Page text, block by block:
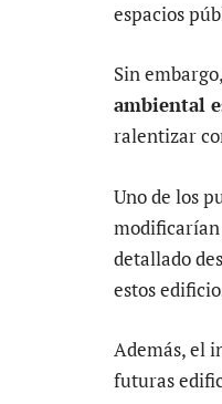
espacios
Sin
ambiental
ralentizar
Uno de los
modificarían
detallado
estos
Además, el
futuras